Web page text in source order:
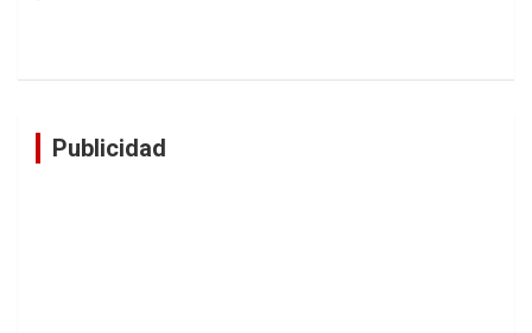
Publicidad